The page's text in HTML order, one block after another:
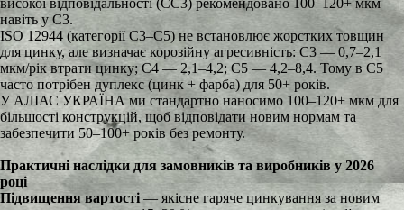
високої відповідальності (СС3) рекомендовано 100–120+ мкм
навіть у C3.
ISO 12944 (категорії C3–C5) не встановлює жорстких товщин
для цинку, але визначає корозійну агресивність: C3 — 0,7–2,1
мкм/рік втрати цинку; C4 — 2,1–4,2; C5 — 4,2–8,4. Тому в C5
часто потрібен дуплекс (цинк + фарба) для 50+ років.
У АЛІАС УКРАЇНА ми стандартно наносимо 100–120+ мкм для
більшості конструкцій, щоб відповідати новим нормам та
забезпечити 50–100+ років без ремонту.
Практичні наслідки для замовників та виробників у 2026
році
Підвищення вартості — якісне гаряче цинкування за новим